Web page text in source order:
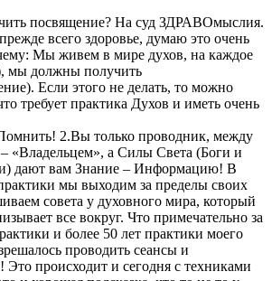
посвящение? На суд ЗДРАВОмыслия.
всего здоровье, думаю это очень
Мы живем в мире духов, на каждое
мы должны получить
Если этого не делать, то можно
требует практика Духов и иметь очень
2.Вы только проводник, между
«Владельцем», а Силы Света (Боги и
дают вам Знание – Информацию! В
мы выходим за пределы своих
совета у духовного мира, который
все вокруг. Что примечательно за
и более 50 лет практики моего
проводить сеансы и
Это происходит и сегодня с техниками